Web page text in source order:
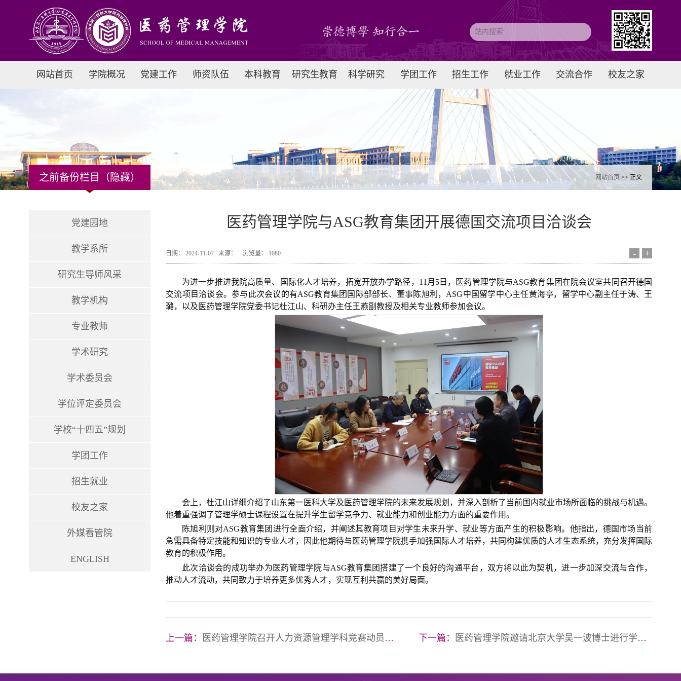
网站首页 学院概况 党建工作 师资队伍 本科教育 研究生教育 科学研究 学团工作 招生工作 就业工作 交流合作 校友之家
网站首页 >> 正文
之前备份栏目（隐藏）
党建园地
教学系所
研究生导师风采
教学机构
专业教师
学术研究
学术委员会
学位评定委员会
学校“十四五”规划
学团工作
招生就业
校友之家
外媒看管院
ENGLISH
医药管理学院与ASG教育集团开展德国交流项目洽谈会
日期： 2024-11-07 来源： 浏览量： 1080 - +
为进一步推进我院高质量、国际化人才培养，拓宽开放办学路径，11月5日，医药管理学院与ASG教育集团在院会议室共同召开德国
交流项目洽谈会。参与此次会议的有ASG教育集团国际部部长、董事陈旭利，ASG中国留学中心主任黄海亭，留学中心副主任于涛、王
璐，以及医药管理学院党委书记杜江山、科研办主任王燕副教授及相关专业教师参加会议。
会上，杜江山详细介绍了山东第一医科大学及医药管理学院的未来发展规划，并深入剖析了当前国内就业市场所面临的挑战与机遇。
他着重强调了管理学硕士课程设置在提升学生留学竞争力、就业能力和创业能力方面的重要作用。
陈旭利则对ASG教育集团进行全面介绍，并阐述其教育项目对学生未来升学、就业等方面产生的积极影响。他指出，德国市场当前
急需具备特定技能和知识的专业人才，因此他期待与医药管理学院携手加强国际人才培养，共同构建优质的人才生态系统，充分发挥国际
教育的积极作用。
此次洽谈会的成功举办为医药管理学院与ASG教育集团搭建了一个良好的沟通平台，双方将以此为契机，进一步加深交流与合作，
推动人才流动，共同致力于培养更多优秀人才，实现互利共赢的美好局面。
上一篇： 医药管理学院召开人力资源管理学科竞赛动员大会 下一篇： 医药管理学院邀请北京大学吴一波博士进行学术报告